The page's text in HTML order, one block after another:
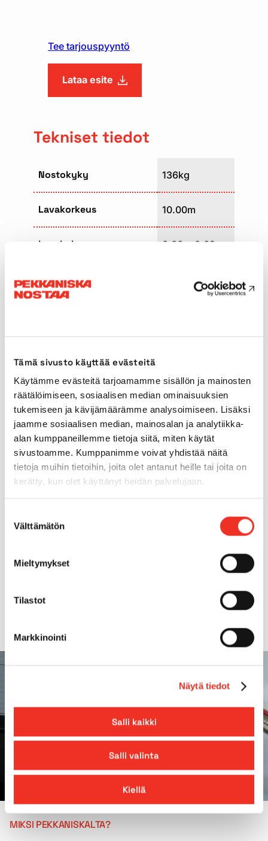
Tämä sivusto käyttää evästeitä
Käytämme evästeitä tarjoamamme sisällön ja mainosten
räätälöimiseen, sosiaalisen median ominaisuuksien
tukemiseen ja kävijämäärämme analysoimiseen. Lisäksi
jaamme sosiaalisen median, mainosalan ja analytiikka-
alan kumppaneillemme tietoja siitä, miten käytät
sivustoamme. Kumppanimme voivat yhdistää näitä
tietoja muihin tietoihin, joita olet antanut heille tai joita on
kerätty, kun olet käyttänyt heidän palvelujaan.
valinta
Välttämätön
Mieltymykset
Tilastot
Markkinointi
Näytä tiedot
Salli kaikki
Salli valinta
Kiellä
Tee tarjouspyyntö
Lataa esite
Tekniset tiedot
Nostokyky 136kg
Lavakorkeus 10.00m
Lavakoko 0,66 x 0,69m
Paino
Kuljetuskorkeus 1,98m
Tuentaleveys 1,85 x 2,15m
Käyttövoima Verkkovirta
Sisärenkaat Kyllä
Ulkorenkaat
Neliveto
MIKSI PEKKANISKALTA?